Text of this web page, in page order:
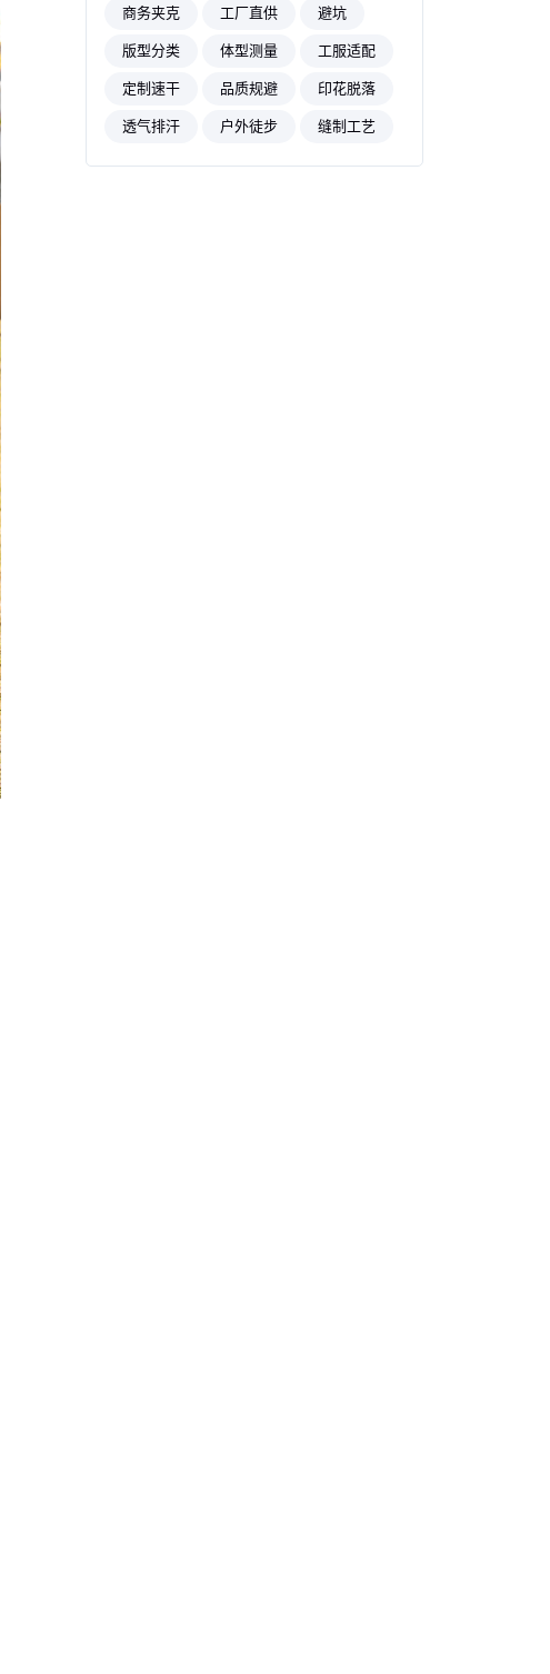
商务夹克
工厂直供
避坑
版型分类
体型测量
工服适配
定制速干
品质规避
印花脱落
透气排汗
户外徒步 缝制工艺